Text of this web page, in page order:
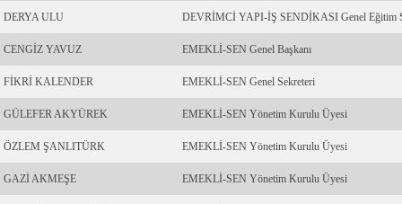
DERYA ULU DEVRİMCİ YAPI-İŞ SENDİKASI Genel Eğitim
CENGİZ YAVUZ EMEKLİ-SEN Genel Başkanı
FİKRİ KALENDER EMEKLİ-SEN Genel Sekreteri
GÜLEFER AKYÜREK EMEKLİ-SEN Yönetim Kurulu Üyesi
ÖZLEM ŞANLITÜRK EMEKLİ-SEN Yönetim Kurulu Üyesi
GAZİ AKMEŞE EMEKLİ-SEN Yönetim Kurulu Üyesi